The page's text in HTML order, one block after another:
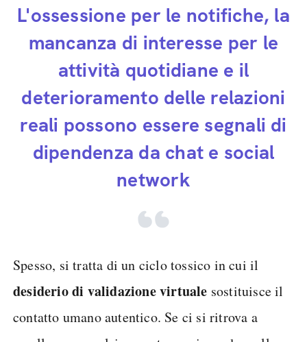
L'ossessione per le notifiche, la
mancanza di interesse per le
attività quotidiane e il
deterioramento delle relazioni
reali possono essere segnali di
dipendenza da chat e social
network
Spesso, si tratta di un ciclo tossico in cui il
desiderio di validazione virtuale sostituisce il
contatto umano autentico. Se ci si ritrova a